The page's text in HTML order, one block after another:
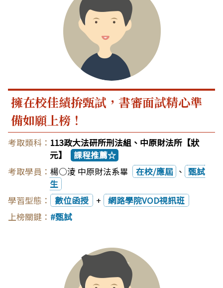
擁在校佳績拚甄試，書審面試精心準
備如願上榜！
113政大法研所刑法組、中原財法所【狀
元】
課程推薦☆
楊○淩 中原財法系畢
在校/應屆 、 甄試
生
數位函授
+
網路學院VOD視訊班
甄試